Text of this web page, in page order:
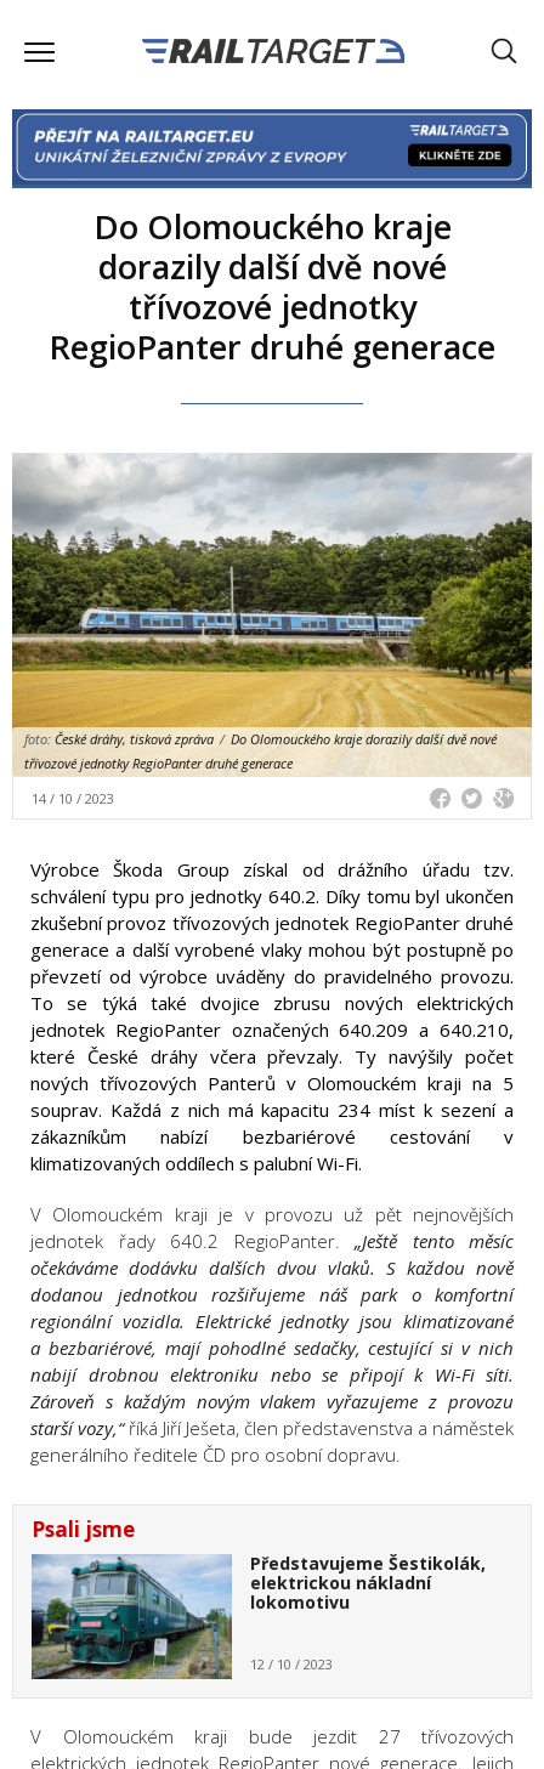
Do Olomouckého kraje
dorazily další dvě nové
třívozové jednotky
RegioPanter druhé generace
foto: České dráhy, tisková zpráva / Do Olomouckého kraje dorazily další dvě nové
třívozové jednotky RegioPanter druhé generace
14 / 10 / 2023
Výrobce Škoda Group získal od drážního úřadu tzv.
schválení typu pro jednotky 640.2. Díky tomu byl ukončen
zkušební provoz třívozových jednotek RegioPanter druhé
generace a další vyrobené vlaky mohou být postupně po
převzetí od výrobce uváděny do pravidelného provozu.
To se týká také dvojice zbrusu nových elektrických
jednotek RegioPanter označených 640.209 a 640.210,
které České dráhy včera převzaly. Ty navýšily počet
nových třívozových Panterů v Olomouckém kraji na 5
souprav. Každá z nich má kapacitu 234 míst k sezení a
zákazníkům nabízí bezbariérové cestování v
klimatizovaných oddílech s palubní Wi-Fi.
V Olomouckém kraji je v provozu už pět nejnovějších
jednotek řady 640.2 RegioPanter. „Ještě tento měsíc
očekáváme dodávku dalších dvou vlaků. S každou nově
dodanou jednotkou rozšiřujeme náš park o komfortní
regionální vozidla. Elektrické jednotky jsou klimatizované
a bezbariérové, mají pohodlné sedačky, cestující si v nich
nabijí drobnou elektroniku nebo se připojí k Wi-Fi síti.
Zároveň s každým novým vlakem vyřazujeme z provozu
starší vozy,“říká Jiří Ješeta, člen představenstva a náměstek
generálního ředitele ČD pro osobní dopravu.
Psali jsme
Představujeme Šestikolák,
elektrickou nákladní
lokomotivu
12 / 10 / 2023
V Olomouckém kraji bude jezdit 27 třívozových
elektrických jednotek RegioPanter nové generace. Jejich